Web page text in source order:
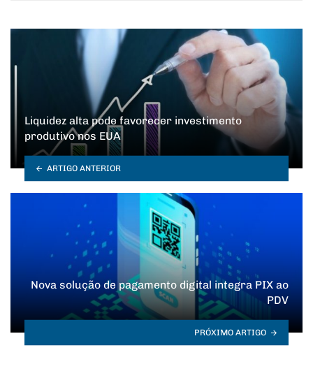
Liquidez alta pode favorecer investimento
produtivo nos EUA
ARTIGO ANTERIOR
Nova solução de pagamento digital integra PIX ao
PDV
PRÓXIMO ARTIGO